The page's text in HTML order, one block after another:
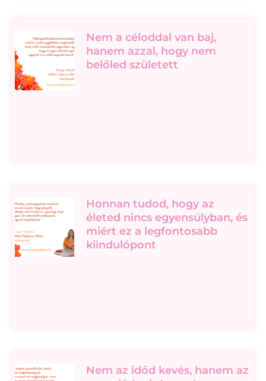
Nem a céloddal van baj,
hanem azzal, hogy nem
belőled született
Honnan tudod, hogy az
életed nincs egyensúlyban, és
miért ez a legfontosabb
kiindulópont
Nem az időd kevés, hanem az